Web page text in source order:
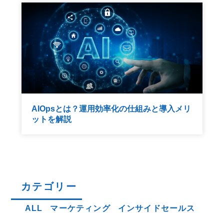
AIOpsとは？運用効率化の仕組みと導入メリ
ットを解説
カテゴリー
ALL マーケティング
インサイドセールス